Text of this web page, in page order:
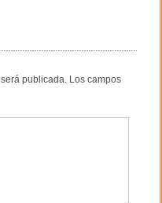
publicada. Los campos